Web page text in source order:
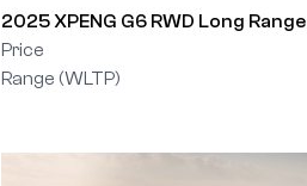
2025 XPENG G6 RWD Long Range
Price
Range (WLTP)